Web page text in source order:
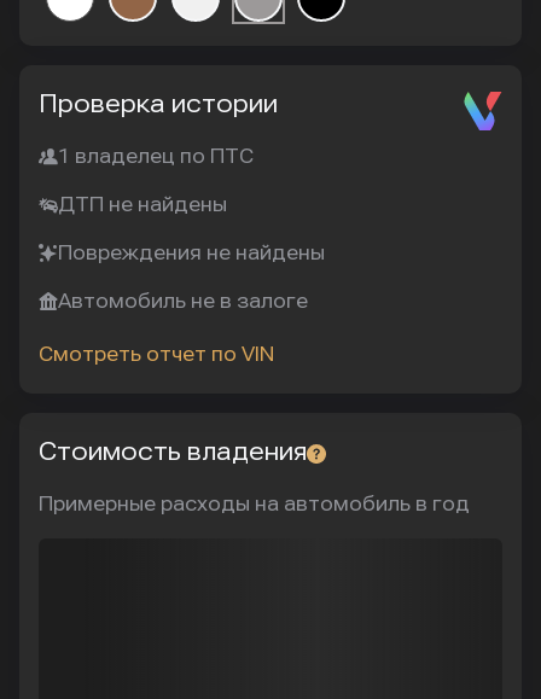
Проверка истории
1 владелец по ПТС
ДТП не найдены
Повреждения не найдены
Автомобиль не в залоге
Смотреть отчет по VIN
Стоимость владения
Примерные расходы на автомобиль в год